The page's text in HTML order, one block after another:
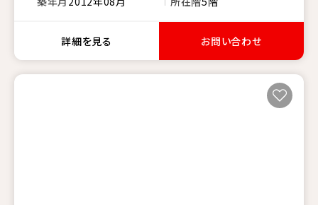
詳細を見る お問い合わせ